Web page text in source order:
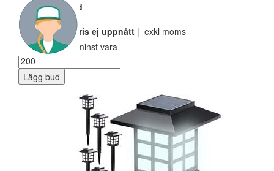
Nuvarande bud
100 SEK
Reservarionspris ej uppnått | exkl moms
Ditt bud måste minst vara
Lägg bud